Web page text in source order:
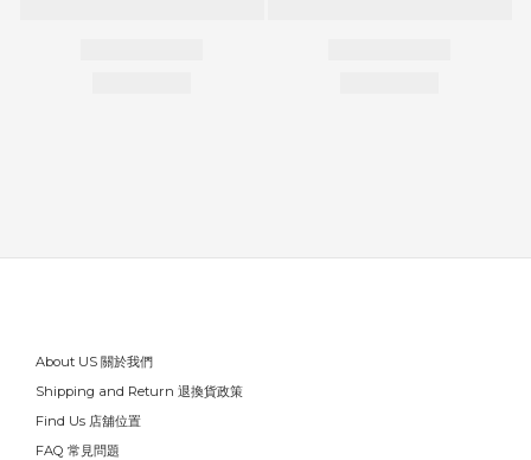
About US 關於我們
Shipping and Return 退換貨政策
Find Us 店舖位置
FAQ 常見問題